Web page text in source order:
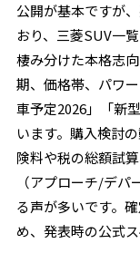
公開が基本ですが
おり、三菱SUV一
棲み分けた本格志
期、価格帯、パワ
車予定2026」「新
います。購入検討
険料や税の総額試
（アプローチ/デ
る声が多いです。
め、発表時の公式